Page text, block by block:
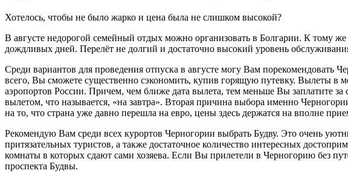
Хотелось, чтобы не было жарко и цена была не слишком высокой?
В августе недорогой семейный отдых можно организовать в Болгарии. К тому
дождливых дней. Перелёт не долгий и достаточно высокий уровень
Среди вариантов для проведения отпуска в августе могу Вам порекомендовать
всего, Вы сможете существенно сэкономить, купив горящую путевку. Вылеты в
аэропортов России. Причем, чем ближе дата вылета, тем меньше Вы заплатите
вылетом, что называется, «на завтра». Вторая причина выбора именно
на то, что страна уже давно перешла на евро, цены здесь держатся на вполне
Рекомендую Вам среди всех курортов Черногории выбрать Будву. Это очень
притязательных туристов, а также достаточное количество интересных
комнаты в которых сдают сами хозяева. Если Вы прилетели в Черногорию без
проспекта Будвы.